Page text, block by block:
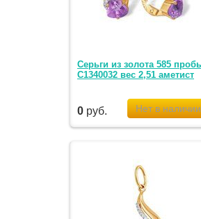
Серьги из золота 585
С1340032 вес 2,51 аметист
0 руб.